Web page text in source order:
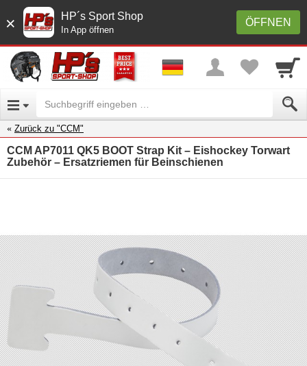
× ÖFFNEN
HP´s Sport Shop
In App öffnen
Zurück zu "CCM"
CCM AP7011 QK5 BOOT Strap Kit – Eishockey Torwart
Zubehör – Ersatzriemen für Beinschienen